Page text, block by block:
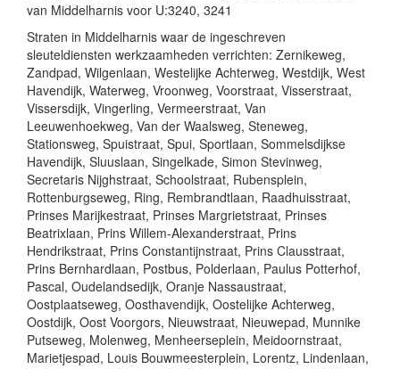
van Middelharnis voor U:3240, 3241
Straten in Middelharnis waar de ingeschreven
sleuteldiensten werkzaamheden verrichten: Zernikeweg,
Zandpad, Wilgenlaan, Westelijke Achterweg, Westdijk, West
Havendijk, Waterweg, Vroonweg, Voorstraat, Visserstraat,
Vissersdijk, Vingerling, Vermeerstraat, Van
Leeuwenhoekweg, Van der Waalsweg, Steneweg,
Stationsweg, Spuistraat, Spui, Sportlaan, Sommelsdijkse
Havendijk, Sluuslaan, Singelkade, Simon Stevinweg,
Secretaris Nijghstraat, Schoolstraat, Rubensplein,
Rottenburgseweg, Ring, Rembrandtlaan, Raadhuisstraat,
Prinses Marijkestraat, Prinses Margrietstraat, Prinses
Beatrixlaan, Prins Willem-Alexanderstraat, Prins
Hendrikstraat, Prins Constantijnstraat, Prins Clausstraat,
Prins Bernhardlaan, Postbus, Polderlaan, Paulus Potterhof,
Pascal, Oudelandsedijk, Oranje Nassaustraat,
Oostplaatseweg, Oosthavendijk, Oostelijke Achterweg,
Oostdijk, Oost Voorgors, Nieuwstraat, Nieuwepad, Munnike
Putseweg, Molenweg, Menheerseplein, Meidoornstraat,
Marietjespad, Louis Bouwmeesterplein, Lorentz, Lindenlaan,